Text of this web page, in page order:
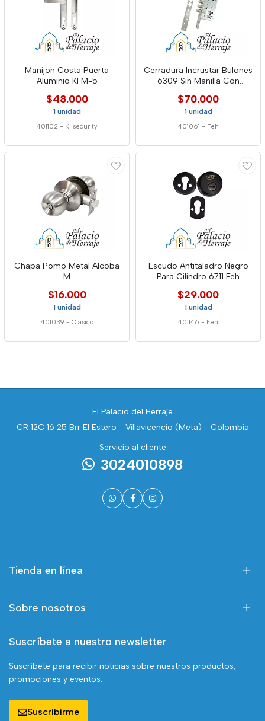
Manijon Costa Puerta
Aluminio Kl M-5
$48.000
1 unidad
401102 - Kl security
Cerradura Incrustar Bulones
6309 Sin Manilla Con
$70.000
1 unidad
401061 - Feh
Chapa Pomo Metal Alcoba
M
$16.000
1 unidad
401039 - Clasicc
Escudo Antitaladro Negro
Para Cilindro 6711 Feh
$29.000
1 unidad
401146 - Feh
El Palacio del Herraje
CR 12C 16 25 Brr El Estero - Villavicencio (Meta) - Colombia
Servicio al cliente
3024010898
Tienda en línea
Sobre nosotros
Suscríbete a nuestro newsletter
Suscríbete para recibir noticias sobre nuestros productos,
promociones y eventos.
Suscribirme